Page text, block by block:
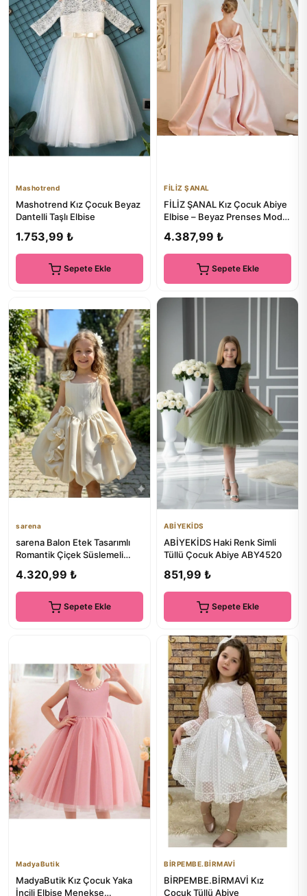
Mashotrend
Mashotrend Kız Çocuk Beyaz
Dantelli Taşlı Elbise
1.753,99 ₺
Sepete Ekle
FİLİZ ŞANAL
FİLİZ ŞANAL Kız Çocuk Abiye
Elbise – Beyaz Prenses Model
4.387,99 ₺
Sepete Ekle
sarena
sarena Balon Etek Tasarımlı
Romantik Çiçek Süslemeli
4.320,99 ₺
Sepete Ekle
ABİYEKİDS
ABİYEKİDS Haki Renk Simli
Tüllü Çocuk Abiye ABY4520
851,99 ₺
Sepete Ekle
MadyaButik
MadyaButik Kız Çocuk Yaka
İncili Elbise Menekşe
BİRPEMBE.BİRMAVİ
BİRPEMBE.BİRMAVİ Kız
Çocuk Tüllü Abiye